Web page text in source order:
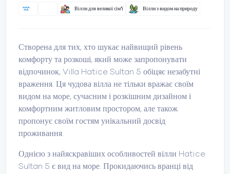
Вілли для великої сім'ї Вілли з видом на природу
Створена для тих, хто шукає найвищий рівень
комфорту та розкоші, який може запропонувати
відпочинок, Villa Hatice Sultan 5 обіцяє незабутні
враження. Ця чудова вілла не тільки вражає своїм
видом на море, сучасним і розкішним дизайном і
комфортним житловим простором, але також
пропонує своїм гостям унікальний досвід
проживання.
Однією з найяскравіших особливостей вілли Hatice
Sultan 5 є вид на море. Прокидаючись вранці від